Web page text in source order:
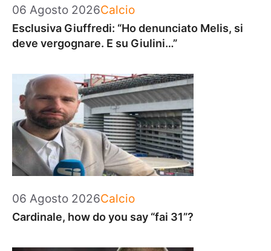
06 Agosto 2026Categorie
Calcio
Esclusiva Giuffredi: “Ho denunciato Melis, si
deve vergognare. E su Giulini…”
06 Agosto 2026Categorie
Calcio
Cardinale, how do you say “fai 31”?